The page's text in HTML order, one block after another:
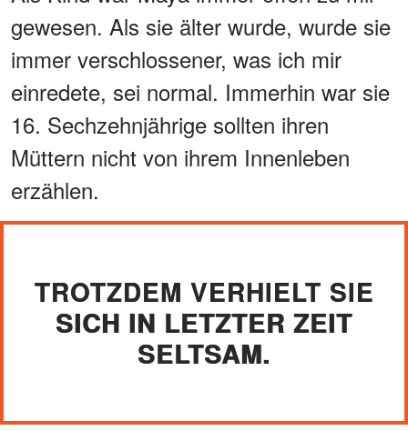
gewesen. Als sie älter wurde, wurde sie
immer verschlossener, was ich mir
einredete, sei normal. Immerhin war sie
16. Sechzehnjährige sollten ihren
Müttern nicht von ihrem Innenleben
erzählen.
TROTZDEM VERHIELT SIE
SICH IN LETZTER ZEIT
SELTSAM.